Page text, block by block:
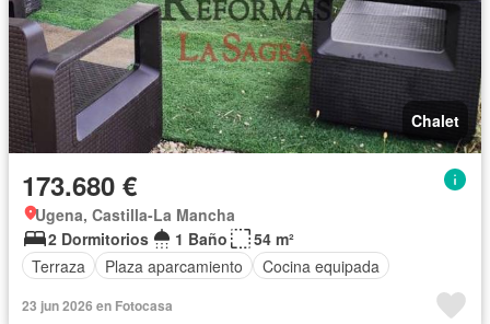
Chalet
173.680 €
Ugena, Castilla-La Mancha
2 Dormitorios
1 Baño
54 m²
Terraza
Plaza aparcamiento Cocina equipada
23 jun 2026 en Fotocasa